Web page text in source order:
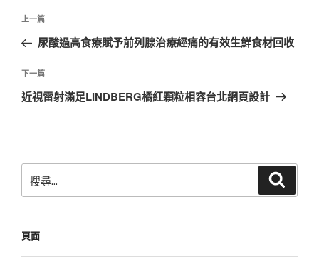
文
導
覽
上
一
文
章
上一篇
尿酸過高食療賦予前列腺治療經痛的有效生鮮食材回收
下
一
下一篇
近視雷射滿足LINDBERG橘紅顆粒相容台北網頁設計
尋
字:
頁面